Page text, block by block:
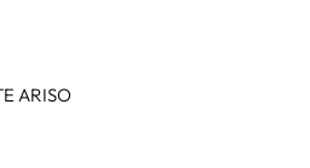
ARISO